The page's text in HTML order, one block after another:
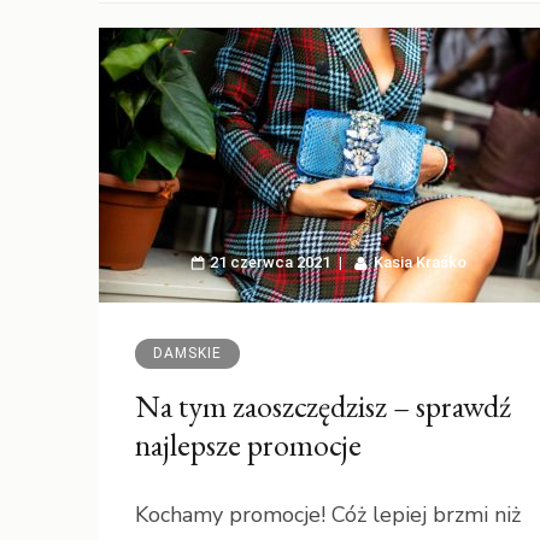
21 czerwca 2021 Kasia Kraśko
DAMSKIE
Na tym zaoszczędzisz – sprawdź
najlepsze promocje
Kochamy promocje! Cóż lepiej brzmi niż